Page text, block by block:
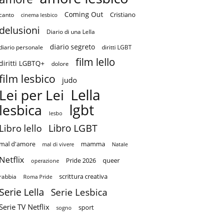
cinema lesbico Coming Out Cristiano
Diario di una Lella
personale
diario segreto diritti LGBT
LGBTQ+ dolore film lello
lesbico judo
per Lei Lella
lesbo lgbt
lello Libro LGBT
d'amore mal di vivere mamma Natale
operazione Pride 2026 queer
Roma Pride scrittura creativa
Lella Serie Lesbica
TV Netflix sogno sport